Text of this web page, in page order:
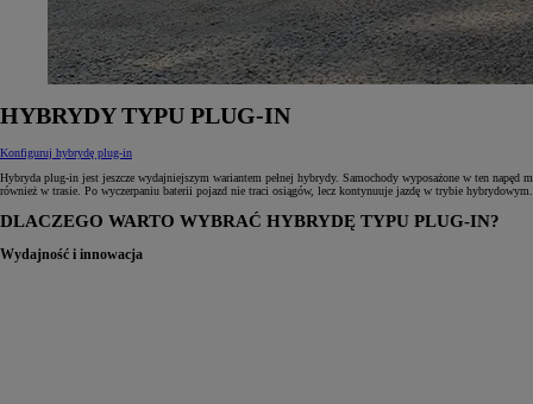
HYBRYDY TYPU PLUG‑IN
Konfiguruj hybrydę plug-in
Hybryda plug‑in jest jeszcze wydajniejszym wariantem pełnej hybrydy. Samochody wyposażone w ten
również w trasie. Po wyczerpaniu baterii pojazd nie traci osiągów, lecz kontynuuje jazdę w trybie hybrydowym.
DLACZEGO WARTO WYBRAĆ HYBRYDĘ TYPU PLUG‑IN?
Wydajność i innowacja